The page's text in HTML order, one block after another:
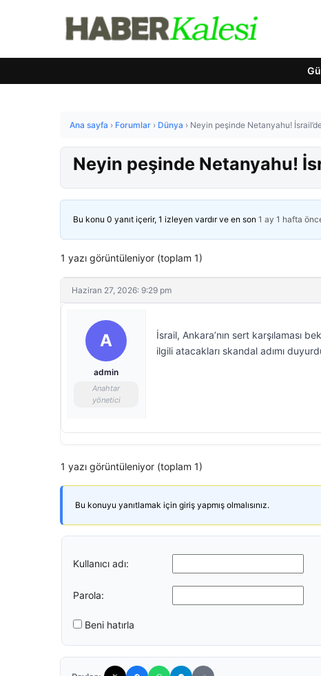
Ana sayfa › Forumlar › Dünya › Neyin peşinde Netanyahu!
Neyin peşinde Netanyahu!
Bu konu 0 yanıt içerir, 1 izleyen vardır ve en son 1 ay 1 hafta
1 yazı görüntüleniyor (toplam 1)
Haziran 27, 2026: 9:29 pm
A
admin
Anahtar
yönetici
İsrail, Ankara’nın sert karşılaması
ilgili atacakları skandal adımı
1 yazı görüntüleniyor (toplam 1)
Bu konuyu yanıtlamak için giriş yapmış olmalısınız.
Kullanıcı adı:
Parola:
Beni hatırla